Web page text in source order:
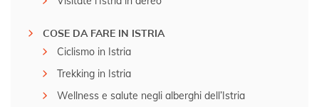
COSE DA FARE IN ISTRIA
Ciclismo in Istria
Trekking in Istria
Wellness e salute negli alberghi dell’Istria